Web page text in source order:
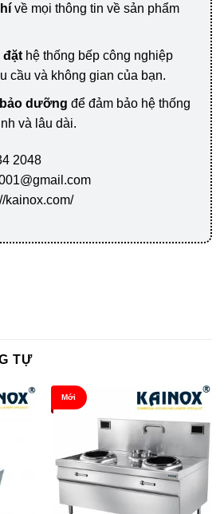
về mọi thông tin về sản phẩm
đặthệ thống bếp công nghiệp
cầu và không gian của bạn.
dưỡng để đảm bảo hệ thống
và lâu dài.
2048
kainox.com/
TỰ
Mới